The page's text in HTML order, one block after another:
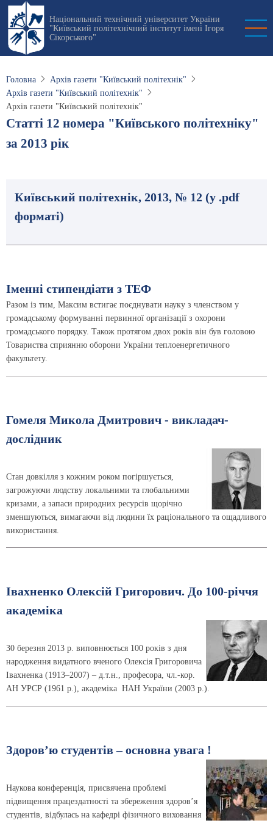
Перейти
основного
вмісту
Національний технічний університет України
"Київський політехнічний інститут імені Ігоря
Сікорського"
Головна
Архів газети "Київський політехнік"
Архів газети "Київський політехнік"
Архів газети "Київський політехнік"
Статті 12 номера "Київського політехніку"
за 2013 рік
Київський політехнік, 2013, № 12 (у .pdf
форматі)
Іменні стипендіати з ТЕФ
Разом із тим, Максим встигає поєднувати науку з членством у
громадському формуванні первинної організації з охорони
громадського порядку. Також протягом двох років він був головою
Товариства сприянню оборони України теплоенергетичного
факультету.
Гомеля Микола Дмитрович - викладач-
дослідник
Стан довкілля з кожним роком погіршується,
загрожуючи людству локальними та глобальними
кризами, а запаси природних ресурсів щорічно
зменшуються, вимагаючи від людини їх раціонального та ощадливого
використання.
Івахненко Олексій Григорович. До 100-річчя
академіка
30 березня 2013 р. виповнюється 100 років з дня
народження видатного вченого Олексія Григоровича
Івахненка (1913–2007) – д.т.н., професора, чл.-кор.
АН УРСР (1961 р.), академіка НАН України (2003 р.).
Здоров’ю студентів – основна увага !
Наукова конференція, присвячена проблемі
підвищення працездатності та збереження здоров’я
студентів, відбулась на кафедрі фізичного виховання